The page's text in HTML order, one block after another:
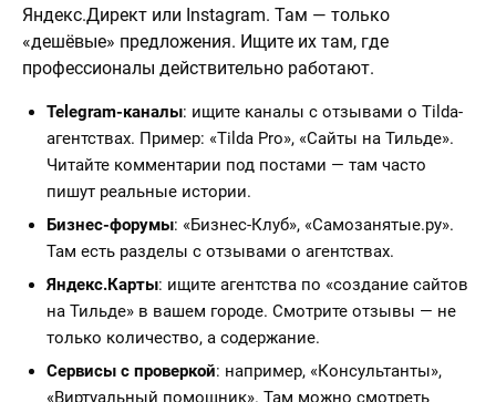
Яндекс.Директ или Instagram. Там — только
«дешёвые» предложения. Ищите их там, где
профессионалы действительно работают.
Telegram-каналы: ищите каналы с отзывами о Tilda-
агентствах. Пример: «Tilda Pro», «Сайты на Тильде».
Читайте комментарии под постами — там часто
пишут реальные истории.
Бизнес-форумы: «Бизнес-Клуб», «Самозанятые.ру».
Там есть разделы с отзывами о агентствах.
Яндекс.Карты: ищите агентства по «создание сайтов
на Тильде» в вашем городе. Смотрите отзывы — не
только количество, а содержание.
Сервисы с проверкой: например, «Консультанты»,
«Виртуальный помощник». Там можно смотреть